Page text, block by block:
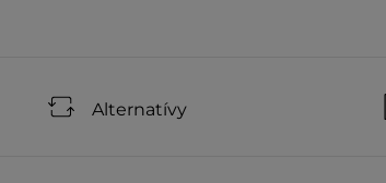
Alternatívy